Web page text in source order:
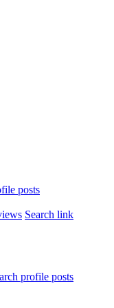
posts
Search link
profile posts